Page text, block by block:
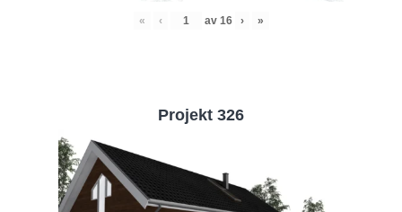
« ‹ av 16 › »
Projekt 326